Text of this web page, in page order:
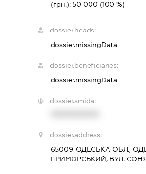
(грн.):50 000 (100 %)
dossier.heads:
dossier.missingData
dossier.beneficiaries:
dossier.missingData
dossier.smida:
dossier.address:
65009, ОДЕСЬКА ОБЛ.,
ПРИМОРСЬКИЙ, ВУЛ.